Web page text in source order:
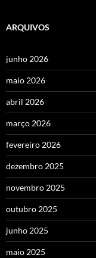
ARQUIVOS
junho 2026
maio 2026
abril 2026
março 2026
fevereiro 2026
dezembro 2025
novembro 2025
outubro 2025
junho 2025
maio 2025